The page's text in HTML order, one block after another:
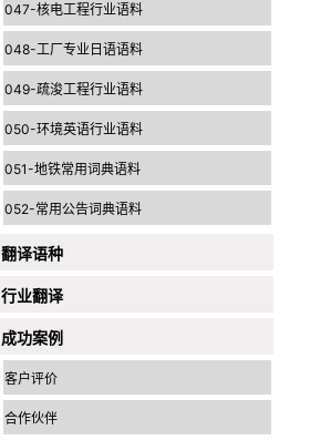
047-核电工程行业语料
048-工厂专业日语语料
049-疏浚工程行业语料
050-环境英语行业语料
051-地铁常用词典语料
052-常用公告词典语料
翻译语种
行业翻译
成功案例
客户评价
合作伙伴